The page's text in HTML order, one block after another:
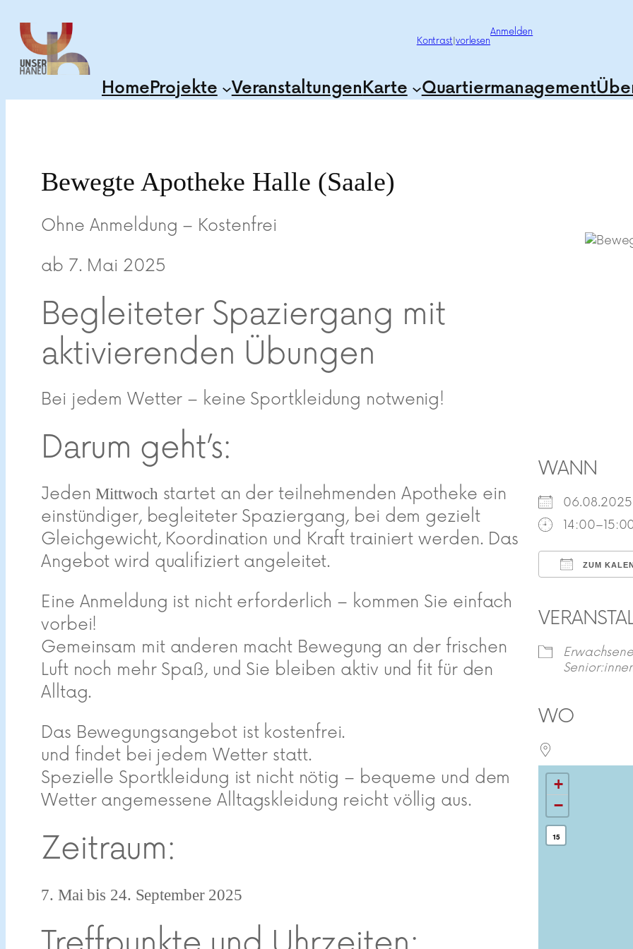
Inhalt
springen
Kontrast vorlesen
Anmelden
HomeProjekte VeranstaltungenKarte Quartiermanagement
Bewegte Apotheke Halle (Saale)
Ohne Anmeldung – Kostenfrei
ab 7. Mai 2025
Begleiteter Spaziergang mit
aktivierenden Übungen
Bei jedem Wetter – keine Sportkleidung notwenig!
Darum geht’s:
JedenMittwoch startet an der teilnehmenden Apotheke ein
einstündiger, begleiteter Spaziergang, bei dem gezielt
Gleichgewicht, Koordination und Kraft trainiert werden. Das
Angebot wird qualifiziert angeleitet.
Eine Anmeldung ist nicht erforderlich – kommen Sie einfach
vorbei!
Gemeinsam mit anderen macht Bewegung an der frischen
Luft noch mehr Spaß, und Sie bleiben aktiv und fit für den
Alltag.
Das Bewegungsangebot ist kostenfrei.
und findet bei jedem Wetter statt.
Spezielle Sportkleidung ist nicht nötig – bequeme und dem
Wetter angemessene Alltagskleidung reicht völlig aus.
Zeitraum:
7. Mai bis 24. September 2025
WANN
ZUM
Erwachsene
WO
+
−
15